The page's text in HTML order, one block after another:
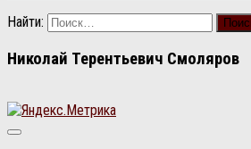
Найти:
Николай Терентьевич Смоляров